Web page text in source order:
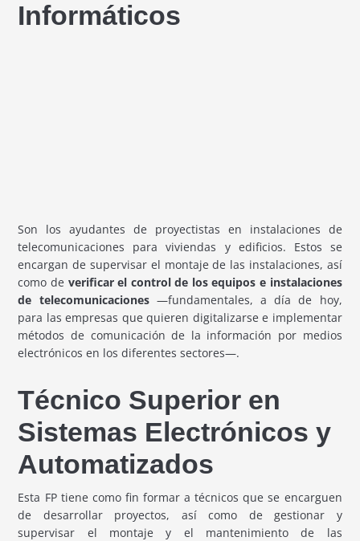
Informáticos
Son los ayudantes de proyectistas en instalaciones de
telecomunicaciones para viviendas y edificios. Estos se
encargan de supervisar el montaje de las instalaciones, así
como de verificar el control de los equipos e instalaciones
de telecomunicaciones—fundamentales, a día de hoy,
para las empresas que quieren digitalizarse e implementar
métodos de comunicación de la información por medios
electrónicos en los diferentes sectores—.
Técnico Superior en
Sistemas Electrónicos y
Automatizados
Esta FP tiene como fin formar a técnicos que se encarguen
de desarrollar proyectos, así como de gestionar y
supervisar el montaje y el mantenimiento de las